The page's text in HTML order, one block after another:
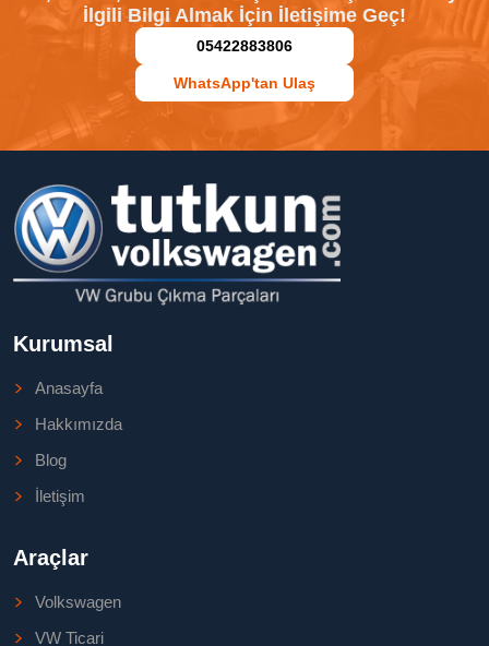
İlgili Bilgi Almak İçin İletişime Geç!
05422883806
WhatsApp'tan Ulaş
Kurumsal
Anasayfa
Hakkımızda
Blog
İletişim
Araçlar
Volkswagen
VW Ticari